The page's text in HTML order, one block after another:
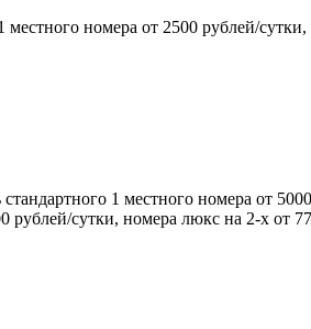
местного номера от 2500 рублей/
1 местного номера от
рублей/сутки, номера люкс на 2-х от